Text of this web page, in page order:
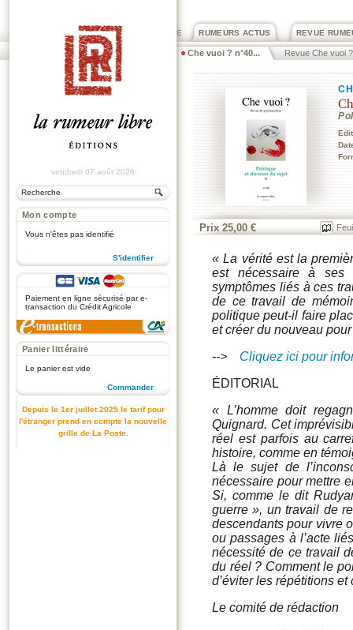
REVUE
RUMEURS ACTUS
PRIX ROGER DEXTRE
Che vuoi ? n°40... Revue Che vuoi ?
vendredi 07 août 2026
Mon compte
Vous n'êtes pas identifié
S'identifier
Paiement en ligne sécurisé par e-
transaction du Crédit Agricole
Panier littéraire
Le panier est vide
Commander
Depuis le 1er juillet 2025 le tarif pour
l'étranger prend en compte la nouvelle
grille de La Poste.
Prix 25,00 €
« La vérité est la
est nécessaire à ses
symptômes liés à ces
de ce travail de
politique peut-il faire
et créer du nouveau pour
-->
Cliquez ici pour
ÉDITORIAL
« L’homme doit
Quignard. Cet
réel est parfois au
histoire, comme en
Là le sujet de
nécessaire pour mettre
Si, comme le dit
guerre », un travail de
descendants pour vivre
ou passages à l’acte
nécessité de ce travail
du réel ? Comment le
d’éviter les répétitions
Le comité de rédaction